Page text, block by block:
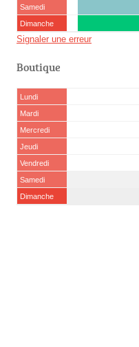
Samedi
Dimanche
Signaler une erreur
Boutique
Lundi
Mardi
Mercredi
Jeudi
Vendredi
Samedi
Dimanche